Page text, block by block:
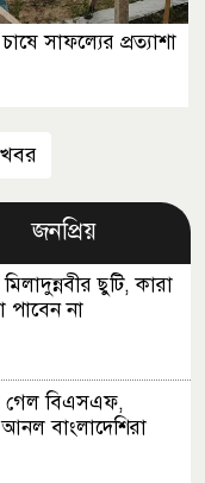
সাফল্যের প্রত্যাশা
জনপ্রিয়
ছুটি, কারা
পাবেন না
গেল বিএসএফ,
বাংলাদেশিরা